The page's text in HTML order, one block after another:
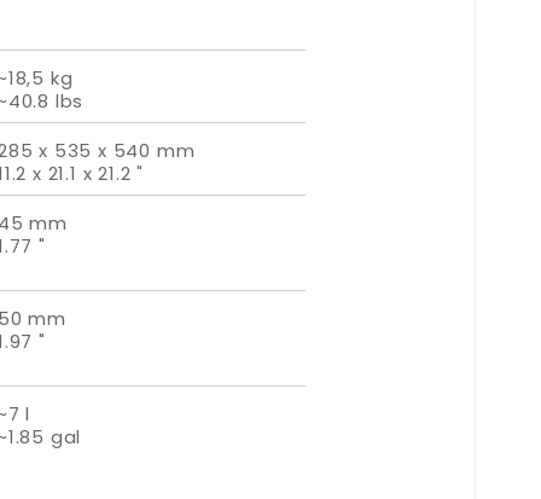
kg
lbs
x 535 x 540 mm
x 21.1 x 21.2 "
45 mm
"
50 mm
"
l
gal